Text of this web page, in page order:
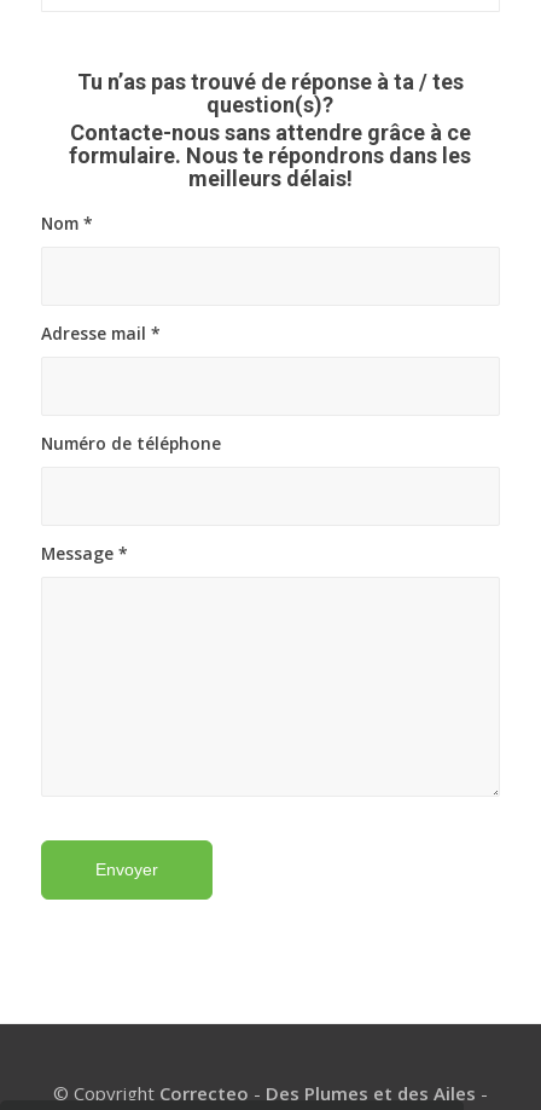
Tu n’as pas trouvé de réponse à ta / tes
question(s)?
Contacte-nous sans attendre grâce à ce
formulaire. Nous te répondrons dans les
meilleurs délais!
Nom *
Adresse mail *
Numéro de téléphone
Message *
© Copyright Correcteo - Des Plumes et des Ailes -